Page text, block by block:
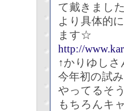
て戴きまし
より具体的
ます☆
http://
↑かりゆし
今年初の試
やってるそ
もちろんキ